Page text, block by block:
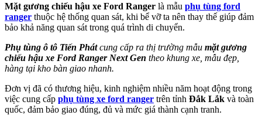
Mặt gương chiếu hậu xe Ford Ranger là mẫu phụ tùng ford
ranger thuộc hệ thống quan sát, khi bể vỡ ta nên thay thế giúp đảm
bảo khả năng quan sát trong quá trình di chuyển.
Phụ tùng ô tô Tiến Phátcung cấp ra thị trường mẫu mặt gương
chiếu hậu xe Ford Ranger Next Gen theo khung xe, mẫu đẹp,
hàng tại kho bàn giao nhanh.
Đơn vị đã có thương hiệu, kinh nghiệm nhiều năm hoạt động trong
việc cung cấp phụ tùng xe ford ranger trên tỉnh Đắk Lắk và toàn
quốc, đảm bảo giao đúng, đủ và mức giá thành cạnh tranh.